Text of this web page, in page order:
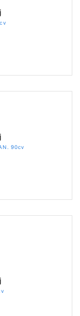
90cv